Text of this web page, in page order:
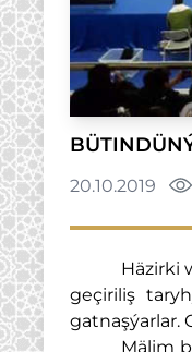
20.10.2019
Häzirki
geçiriliş
gatnaşýarlar.
Mälim